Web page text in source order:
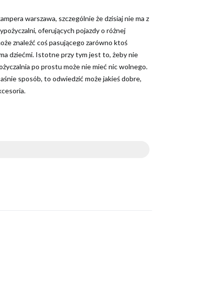
warszawa, szczególnie że dzisiaj nie ma z
oferujących pojazdy o różnej
znaleźć coś pasującego zarówno ktoś
dziećmi. Istotne przy tym jest to, żeby nie
po prostu może nie mieć nic wolnego.
sposób, to odwiedzić może jakieś dobre,